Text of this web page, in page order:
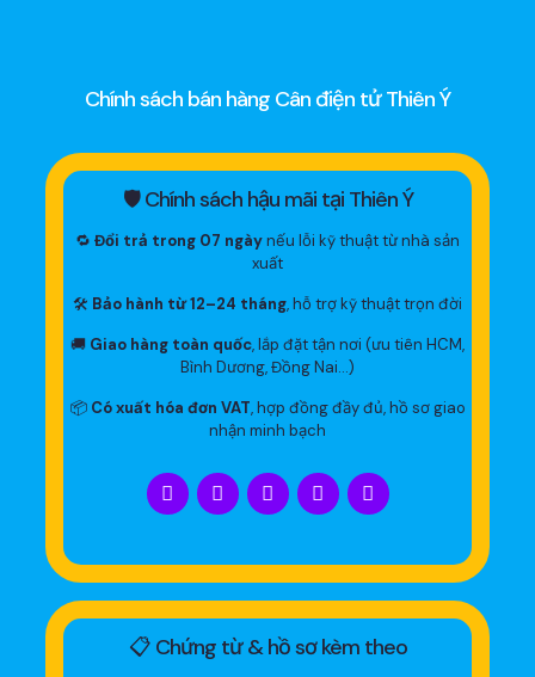
Chính sách bán hàng Cân điện tử Thiên Ý
🛡 Chính sách hậu mãi tại Thiên Ý
🔁 Đổi trả trong 07 ngàynếu lỗi kỹ thuật từ nhà sản
xuất
🛠 Bảo hành từ 12–24 tháng, hỗ trợ kỹ thuật trọn đời
🚚 Giao hàng toàn quốc, lắp đặt tận nơi (ưu tiên HCM,
Bình Dương, Đồng Nai…)
📦 Có xuất hóa đơn VAT, hợp đồng đầy đủ, hồ sơ giao
nhận minh bạch
📋 Chứng từ & hồ sơ kèm theo